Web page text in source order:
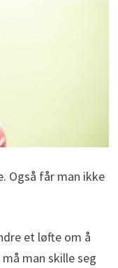
Også får man ikke
et løfte om å
man skille seg